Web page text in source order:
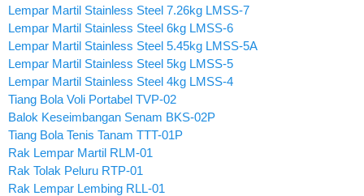
Lempar Martil Stainless Steel 7.26kg LMSS-7
Lempar Martil Stainless Steel 6kg LMSS-6
Lempar Martil Stainless Steel 5.45kg LMSS-5A
Lempar Martil Stainless Steel 5kg LMSS-5
Lempar Martil Stainless Steel 4kg LMSS-4
Tiang Bola Voli Portabel TVP-02
Balok Keseimbangan Senam BKS-02P
Tiang Bola Tenis Tanam TTT-01P
Rak Lempar Martil RLM-01
Rak Tolak Peluru RTP-01
Rak Lempar Lembing RLL-01